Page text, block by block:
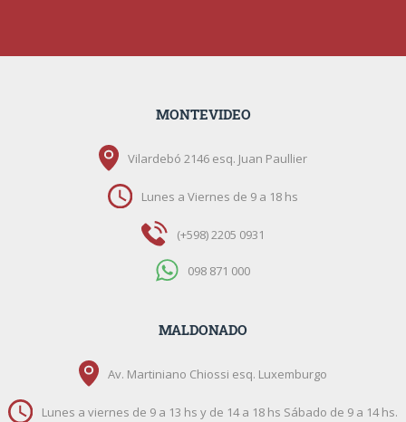
MONTEVIDEO
Vilardebó 2146 esq. Juan Paullier
Lunes a Viernes de 9 a 18 hs
(+598) 2205 0931
098 871 000
MALDONADO
Av. Martiniano Chiossi esq. Luxemburgo
Lunes a viernes de 9 a 13 hs y de 14 a 18 hs Sábado de 9 a 14 hs.